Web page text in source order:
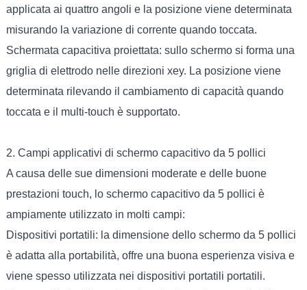
applicata ai quattro angoli e la posizione viene determinata
misurando la variazione di corrente quando toccata.
Schermata capacitiva proiettata: sullo schermo si forma una
griglia di elettrodo nelle direzioni xey. La posizione viene
determinata rilevando il cambiamento di capacità quando
toccata e il multi-touch è supportato.
2. Campi applicativi di schermo capacitivo da 5 pollici
A causa delle sue dimensioni moderate e delle buone
prestazioni touch, lo schermo capacitivo da 5 pollici è
ampiamente utilizzato in molti campi:
Dispositivi portatili: la dimensione dello schermo da 5 pollici
è adatta alla portabilità, offre una buona esperienza visiva e
viene spesso utilizzata nei dispositivi portatili portatili.